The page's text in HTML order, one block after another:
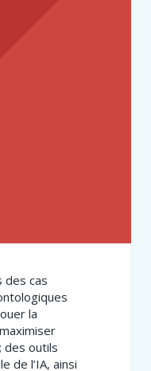
des cas
la
des outils
de l’IA, ainsi